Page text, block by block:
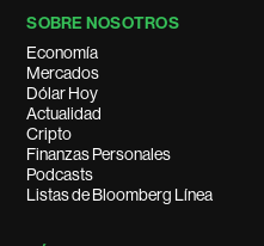
SOBRE NOSOTROS
Economía
Mercados
Dólar Hoy
Actualidad
Cripto
Finanzas Personales
Podcasts
Listas de Bloomberg Línea